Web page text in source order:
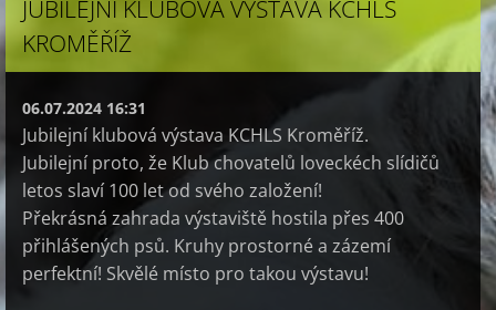
JUBILEJNÍ KLUBOVÁ VÝSTAVA KCHLS
KROMĚŘÍŽ
06.07.2024 16:31
Jubilejní klubová výstava KCHLS Kroměříž.
Jubilejní proto, že Klub chovatelů loveckéch slídičů
letos slaví 100 let od svého založení!
Překrásná zahrada výstaviště hostila přes 400
přihlášených psů. Kruhy prostorné a zázemí
perfektní! Skvělé místo pro takou výstavu!